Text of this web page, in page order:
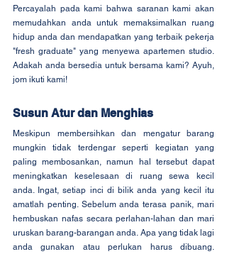
Percayalah pada kami bahwa saranan kami akan
memudahkan anda untuk memaksimalkan ruang
hidup anda dan mendapatkan yang terbaik pekerja
"fresh graduate" yang menyewa apartemen studio.
Adakah anda bersedia untuk bersama kami? Ayuh,
jom ikuti kami!
Susun Atur dan Menghias
Meskipun membersihkan dan mengatur barang
mungkin tidak terdengar seperti kegiatan yang
paling membosankan, namun hal tersebut dapat
meningkatkan keselesaan di ruang sewa kecil
anda. Ingat, setiap inci di bilik anda yang kecil itu
amatlah penting. Sebelum anda terasa panik, mari
hembuskan nafas secara perlahan-lahan dan mari
uruskan barang-barangan anda. Apa yang tidak lagi
anda gunakan atau perlukan harus dibuang.